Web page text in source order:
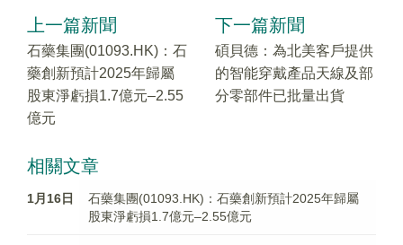
上一篇新聞
石藥集團(01093.HK)：石
藥創新預計2025年歸屬
股東淨虧損1.7億元–2.55
億元
下一篇新聞
碩貝德：為北美客戶提供
的智能穿戴產品天線及部
分零部件已批量出貨
相關文章
1月16日
石藥集團(01093.HK)：石藥創新預計2025年歸屬
股東淨虧損1.7億元–2.55億元